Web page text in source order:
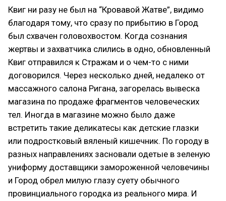
Квиг ни разу не был на “Кровавой Жатве”, видимо
благодаря тому, что сразу по прибытию в Город
был схвачен головохвостом. Когда сознания
жертвы и захватчика слились в одно, обновленный
Квиг отправился к Стражам и о чем-то с ними
договорился. Через несколько дней, недалеко от
массажного салона Ригана, загорелась вывеска
магазина по продаже фрагментов человеческих
тел. Иногда в магазине можно было даже
встретить такие деликатесы как детские глазки
или подростковый вяленый кишечник. По городу в
разных направлениях засновали одетые в зеленую
униформу доставщики замороженной человечины
и Город обрел милую глазу суету обычного
провинциального городка из реального мира. И